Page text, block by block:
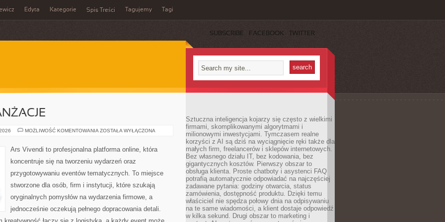
Edyta Kategorie Spis Treści Tagujemy Tagi
SUBSCRIBE FACEBOOK TWITTER
MOŻLIWOŚĆ KOMENTOWANIA DEKORACJE
ZOSTAŁA WYŁĄCZONA
Ars Vivendi to profesjonalna platforma online, która
koncentruje się na tworzeniu wydarzeń oraz
przygotowywaniu eventów tematycznych. To miejsce
stworzone dla osób, firm i instytucji, które szukają
oryginalnych pomysłów na wydarzenia firmowe, a
jednocześnie oczekują pełnego dopracowania detali.
Sztuczna inteligencja kojarzy się często z wielkimi
firmami, skomplikowanymi algorytmami i
milionowymi inwestycjami. Tymczasem realne
korzyści z AI są dziś na wyciągnięcie ręki także dla
małych firm, freelancerów i sklepów internetowych.
Bez własnego działu IT, bez kodowania, bez
gigantycznych kosztów. Pierwszy obszar to
obsługa klienta. Proste chatboty i asystenci FAQ
potrafią automatycznie odpowiadać na najczęściej
zadawane pytania: godziny otwarcia, status
zamówienia, dostępność produktu. Dzięki temu
właściciel nie spędza połowy dnia na odpisywaniu
na te same wiadomości, a klient dostaje odpowiedź
w kilka sekund. Drugi obszar to marketing i